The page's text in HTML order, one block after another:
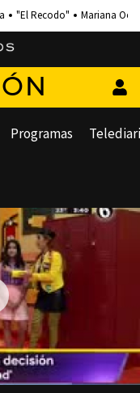
"El Recodo" Mariana
Programas